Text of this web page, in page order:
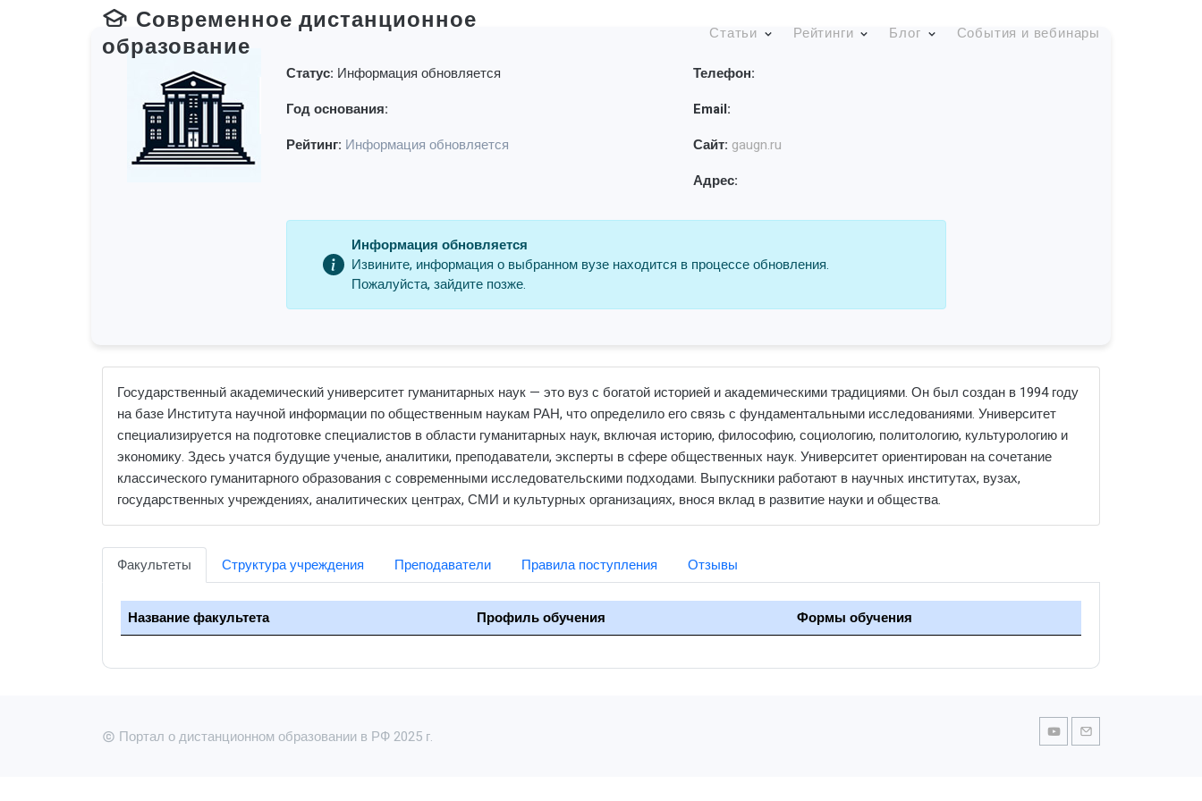
Современное дистанционное
образование
Статьи Рейтинги Блог События и вебинары
Статус: Информация обновляется
Год основания:
Рейтинг: Информация обновляется
Телефон:
Email:
Сайт: gaugn.ru
Адрес:
Информация обновляется
Извините, информация о выбранном вузе находится в процессе обновления.
Пожалуйста, зайдите позже.
Государственный академический университет гуманитарных наук — это вуз с богатой историей и академическими традициями. Он был создан в 1994 году
на базе Института научной информации по общественным наукам РАН, что определило его связь с фундаментальными исследованиями. Университет
специализируется на подготовке специалистов в области гуманитарных наук, включая историю, философию, социологию, политологию, культурологию и
экономику. Здесь учатся будущие ученые, аналитики, преподаватели, эксперты в сфере общественных наук. Университет ориентирован на сочетание
классического гуманитарного образования с современными исследовательскими подходами. Выпускники работают в научных институтах, вузах,
государственных учреждениях, аналитических центрах, СМИ и культурных организациях, внося вклад в развитие науки и общества.
Факультеты Структура учреждения Преподаватели Правила поступления Отзывы
Название факультета Профиль обучения Формы обучения
Портал о дистанционном образовании в РФ 2025 г.